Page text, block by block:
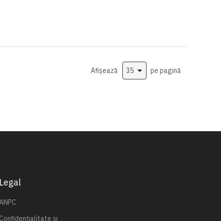
Afișează
pe pagină
Legal
Confidențialitate și